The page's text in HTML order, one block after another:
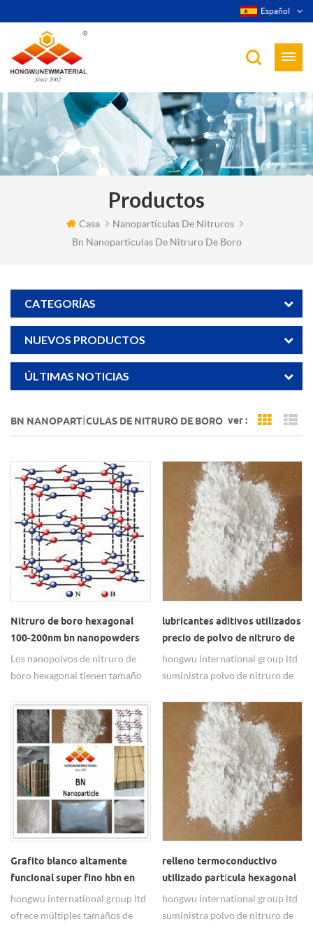
Español
Productos
Casa
Nanopartículas De Nitruros
Bn Nanopartículas De Nitruro De Boro
CATEGORÍAS
NUEVOS PRODUCTOS
ÚLTIMAS NOTICIAS
BN NANOPARTÍCULAS DE NITRURO DE BORO ver : Grid
Nitruro de boro hexagonal
100-200nm bn nanopowders
Los nanopolvos de nitruro de
boro hexagonal tienen tamaño
tamaño micrón, ampliamente
utilizado en materiales
cerámicos.
lubricantes aditivos utilizados
precio de polvo de nitruro de
boro hexagonal
hongwu international group ltd
suministra polvo de nitruro de
en 100-200 nm, 800 nm, 1-2um,
5-6um. Como fabricante de
materiales en polvo nano y
súper finos desde 2002, le
ofreceríamos materiales de alta
calidad con un precio favorable
y un buen servicio.
Grafito blanco altamente
funcional super fino hbn en
polvo
hongwu international group ltd
ofrece múltiples tamaños de
relleno termoconductivo
utilizado partícula hexagonal
de nitruro de boro superfino
hongwu international group ltd
suministra polvo de nitruro de